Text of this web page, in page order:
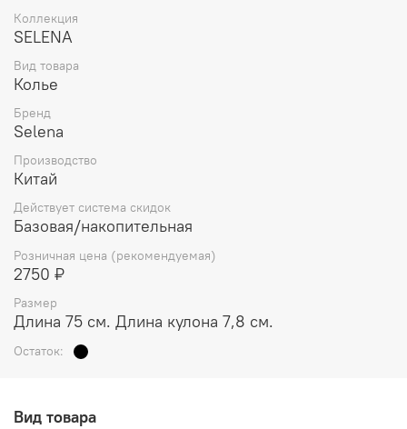
Коллекция
SELENA
Вид товара
Колье
Бренд
Selena
Производство
Китай
Действует система скидок
Базовая/накопительная
Розничная цена (рекомендуемая)
2750 ₽
Размер
Длина 75 см. Длина кулона 7,8 см.
Остаток:
Вид товара